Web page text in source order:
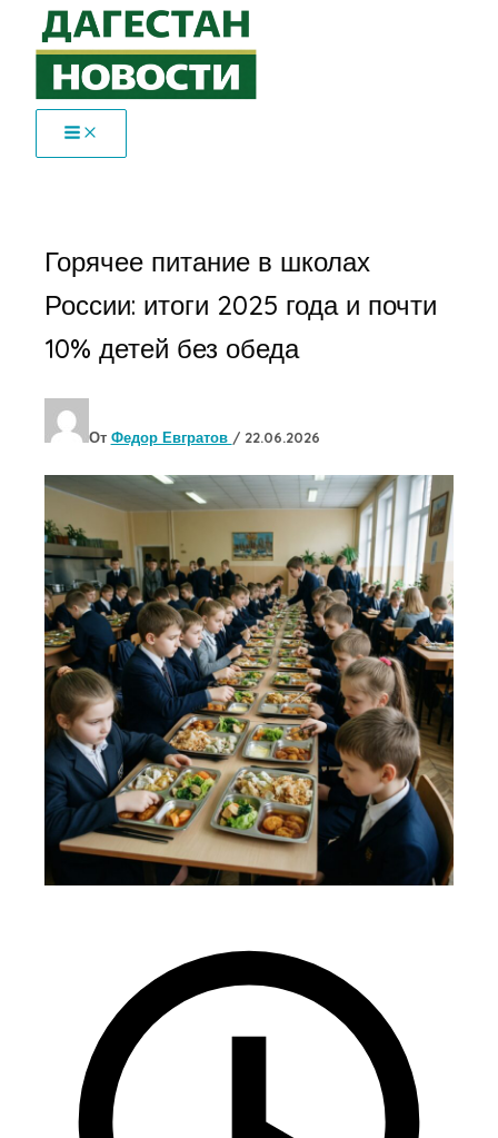
Перейти
содержимому
Горячее питание в школах
России: итоги 2025 года и почти
10% детей без обеда
От Федор Евгратов / 22.06.2026